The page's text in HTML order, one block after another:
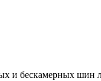
и бескамерных шин